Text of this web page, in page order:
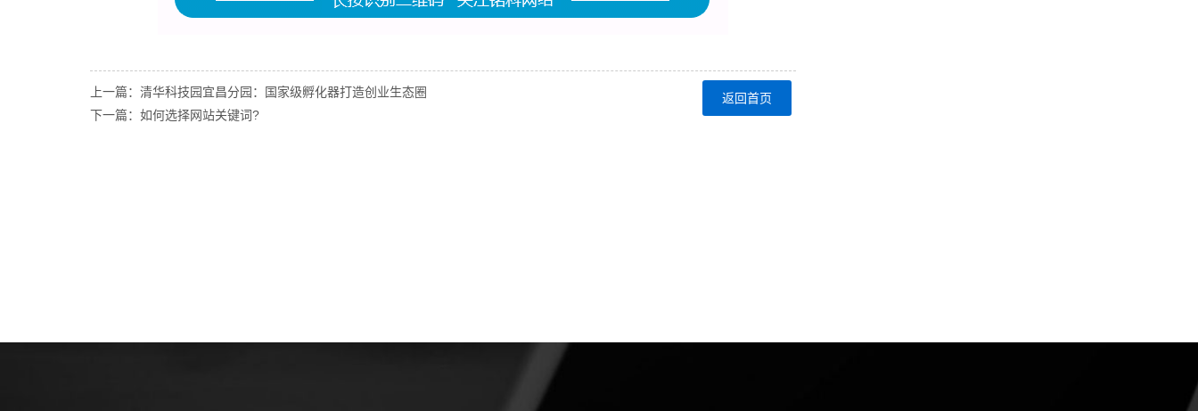
返回首页
上一篇：清华科技园宜昌分园：国家级孵化器打造创业生态圈
下一篇：如何选择网站关键词?